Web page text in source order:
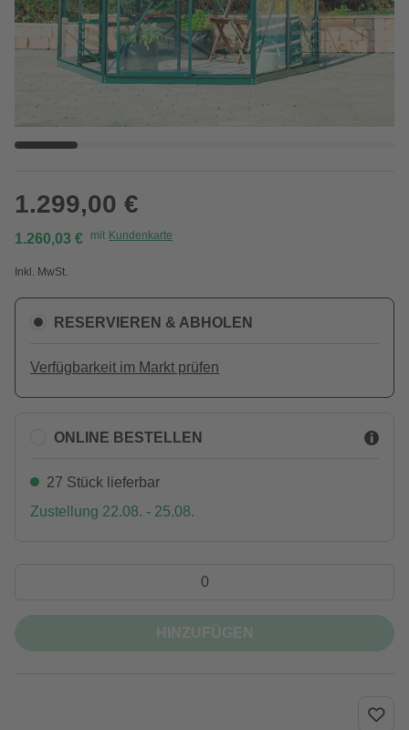
1.299,00 €
1.260,03 € mit Kundenkarte
Inkl. MwSt.
RESERVIEREN & ABHOLEN
Verfügbarkeit im Markt prüfen
ONLINE BESTELLEN
27 Stück lieferbar
Zustellung 22.08. - 25.08.